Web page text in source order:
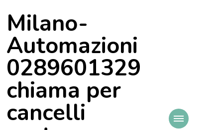
Milano-
Automazioni
0289601329
chiama per
cancelli